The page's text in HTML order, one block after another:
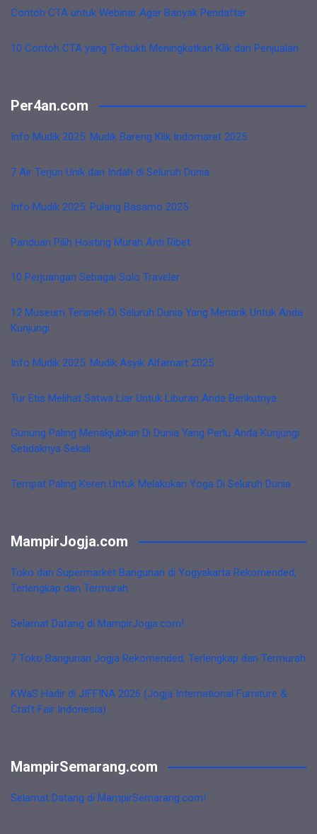
Contoh CTA untuk Webinar Agar Banyak Pendaftar
10 Contoh CTA yang Terbukti Meningkatkan Klik dan Penjualan
Per4an.com
Info Mudik 2025: Mudik Bareng Klik Indomaret 2025
7 Air Terjun Unik dan Indah di Seluruh Dunia
Info Mudik 2025: Pulang Basamo 2025
Panduan Pilih Hosting Murah Anti Ribet
10 Perjuangan Sebagai Solo Traveler
12 Museum Teraneh Di Seluruh Dunia Yang Menarik Untuk Anda
Kunjungi
Info Mudik 2025: Mudik Asyik Alfamart 2025
Tur Etis Melihat Satwa Liar Untuk Liburan Anda Berikutnya
Gunung Paling Menakjubkan Di Dunia Yang Perlu Anda Kunjungi
Setidaknya Sekali
Tempat Paling Keren Untuk Melakukan Yoga Di Seluruh Dunia
MampirJogja.com
Toko dan Supermarket Bangunan di Yogyakarta Rekomended,
Terlengkap dan Termurah
Selamat Datang di MampirJogja.com!
7 Toko Bangunan Jogja Rekomended, Terlengkap dan Termurah
KWaS Hadir di JIFFINA 2026 (Jogja International Furniture &
Craft Fair Indonesia)
MampirSemarang.com
Selamat Datang di MampirSemarang.com!